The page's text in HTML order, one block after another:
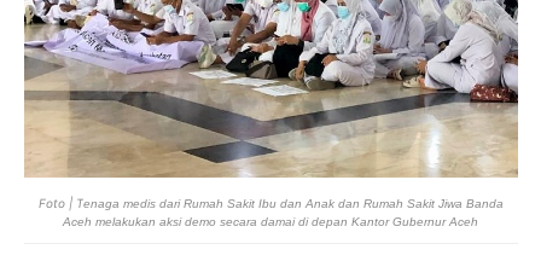
Foto | Tenaga medis dari Rumah Sakit Ibu dan Anak dan Rumah Sakit Jiwa Banda
Aceh melakukan aksi demo secara damai di depan Kantor Gubernur Aceh